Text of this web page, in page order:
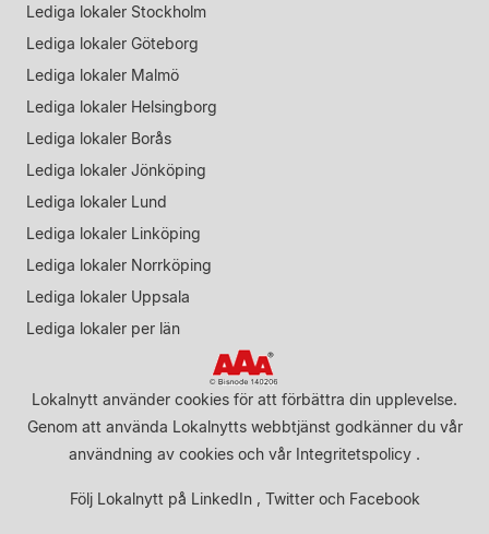
Lediga lokaler Stockholm
Lediga lokaler Göteborg
Lediga lokaler Malmö
Lediga lokaler Helsingborg
Lediga lokaler Borås
Lediga lokaler Jönköping
Lediga lokaler Lund
Lediga lokaler Linköping
Lediga lokaler Norrköping
Lediga lokaler Uppsala
Lediga lokaler per län
Lokalnytt använder cookies för att förbättra din upplevelse.
Genom att använda Lokalnytts webbtjänst godkänner du vår
användning av cookies och vår Integritetspolicy .
Följ Lokalnytt på LinkedIn, Twitteroch Facebook